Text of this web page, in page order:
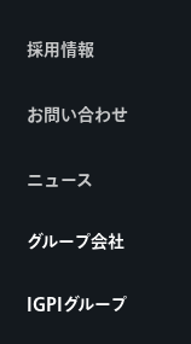
採用情報
お問い合わせ
ニュース
グループ会社
IGPIグループ